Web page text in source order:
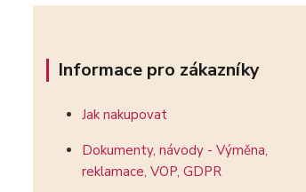
Informace pro zákazníky
Jak nakupovat
Dokumenty, návody - Výměna,
reklamace, VOP, GDPR